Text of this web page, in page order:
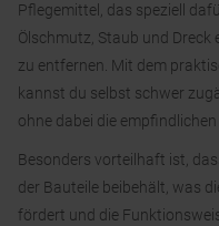
Pflegemittel, das speziell
Ölschmutz, Staub und
zu entfernen. Mit dem
kannst du selbst schwer
ohne dabei die
Besonders vorteilhaft ist,
der Bauteile beibehält, was
fördert und die